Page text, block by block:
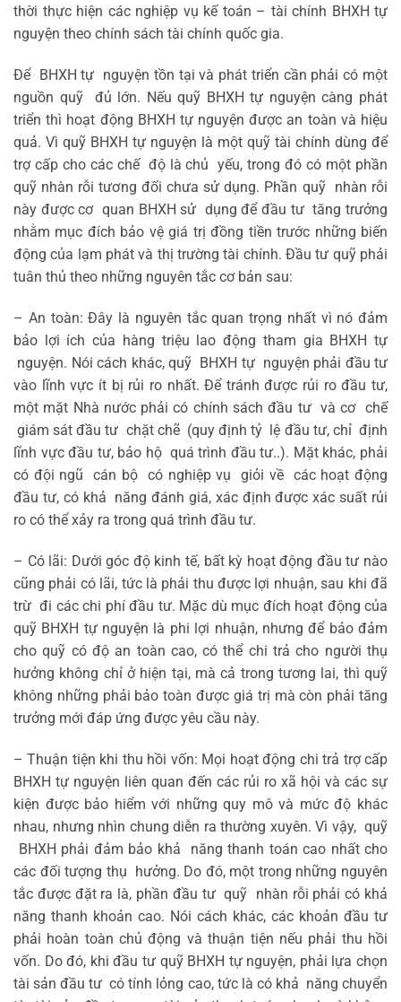
thời thực hiện các nghiệp vụ kế toán – tài chính BHXH tự
nguyện theo chính sách tài chính quốc gia.
Để BHXH tự nguyện tồn tại và phát triển cần phải có một
nguồn quỹ đủ lớn. Nếu quỹ BHXH tự nguyện càng phát
triển thì hoạt động BHXH tự nguyện được an toàn và hiệu
quả. Vì quỹ BHXH tự nguyện là một quỹ tài chính dùng để
trợ cấp cho các chế độ là chủ yếu, trong đó có một phần
quỹ nhàn rỗi tương đối chưa sử dụng. Phần quỹ nhàn rỗi
này được cơ quan BHXH sử dụng để đầu tư tăng trưởng
nhằm mục đích bảo vệ giá trị đồng tiền trước những biến
động của lạm phát và thị trường tài chính. Đầu tư quỹ phải
tuân thủ theo những nguyên tắc cơ bản sau:
– An toàn: Đây là nguyên tắc quan trọng nhất vì nó đảm
bảo lợi ích của hàng triệu lao động tham gia BHXH tự
nguyện. Nói cách khác, quỹ BHXH tự nguyện phải đầu tư
vào lĩnh vực ít bị rủi ro nhất. Để tránh được rủi ro đầu tư,
một mặt Nhà nước phải có chính sách đầu tư và cơ chế
giám sát đầu tư chặt chẽ (quy định tỷ lệ đầu tư, chỉ định
lĩnh vực đầu tư, bảo hộ quá trình đầu tư..). Mặt khác, phải
có đội ngũ cán bộ có nghiệp vụ giỏi về các hoạt động
đầu tư, có khả năng đánh giá, xác định được xác suất rủi
ro có thể xảy ra trong quá trình đầu tư.
– Có lãi: Dưới góc độ kinh tế, bất kỳ hoạt động đầu tư nào
cũng phải có lãi, tức là phải thu được lợi nhuận, sau khi đã
trừ đi các chi phí đầu tư. Mặc dù mục đích hoạt động của
quỹ BHXH tự nguyện là phi lợi nhuận, nhưng để bảo đảm
cho quỹ có độ an toàn cao, có thể chi trả cho người thụ
hưởng không chỉ ở hiện tại, mà cả trong tương lai, thì quỹ
không những phải bảo toàn được giá trị mà còn phải tăng
trưởng mới đáp ứng được yêu cầu này.
– Thuận tiện khi thu hồi vốn: Mọi hoạt động chi trả trợ cấp
BHXH tự nguyện liên quan đến các rủi ro xã hội và các sự
kiện được bảo hiểm với những quy mô và mức độ khác
nhau, nhưng nhìn chung diễn ra thường xuyên. Vì vậy, quỹ
BHXH phải đảm bảo khả năng thanh toán cao nhất cho
các đối tượng thụ hưởng. Do đó, một trong những nguyên
tắc được đặt ra là, phần đầu tư quỹ nhàn rỗi phải có khả
năng thanh khoản cao. Nói cách khác, các khoản đầu tư
phải hoàn toàn chủ động và thuận tiện nếu phải thu hồi
vốn. Do đó, khi đầu tư quỹ BHXH tự nguyện, phải lựa chọn
tài sản đầu tư có tính lỏng cao, tức là có khả năng chuyển